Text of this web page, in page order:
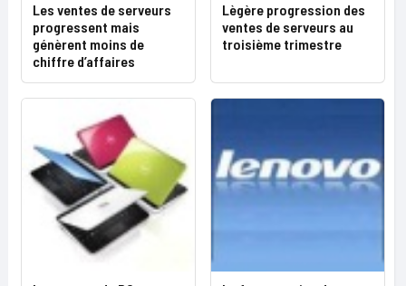
Les ventes de serveurs
progressent mais
génèrent moins de
chiffre d’affaires
Lègère progression des
ventes de serveurs au
troisième trimestre